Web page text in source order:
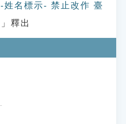
姓名標示- 禁止改作 臺
」釋出